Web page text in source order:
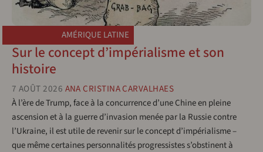
AMÉRIQUE LATINE
Sur le concept d’impérialisme et son
histoire
7 AOÛT 2026 ANA CRISTINA CARVALHAES
À l’ère de Trump, face à la concurrence d’une Chine en pleine
ascension et à la guerre d’invasion menée par la Russie contre
l’Ukraine, il est utile de revenir sur le concept d’impérialisme –
que même certaines personnalités progressistes s’obstinent à